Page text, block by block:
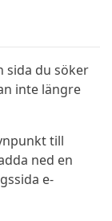
sida du söker
inte längre
till
ned en
e-